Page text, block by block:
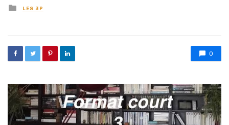
Posted in
LES 3P
0